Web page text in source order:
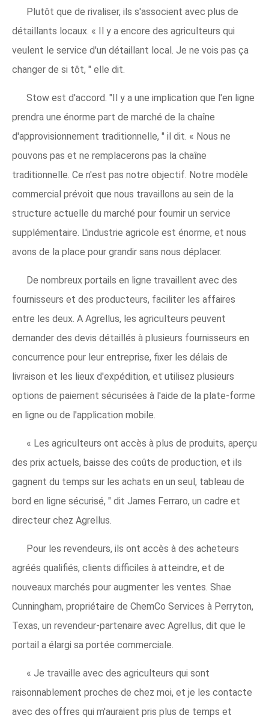
Plutôt que de rivaliser, ils s'associent avec plus de
détaillants locaux. « Il y a encore des agriculteurs qui
veulent le service d'un détaillant local. Je ne vois pas ça
changer de si tôt, " elle dit.
Stow est d'accord. "Il y a une implication que l'en ligne
prendra une énorme part de marché de la chaîne
d'approvisionnement traditionnelle, " il dit. « Nous ne
pouvons pas et ne remplacerons pas la chaîne
traditionnelle. Ce n'est pas notre objectif. Notre modèle
commercial prévoit que nous travaillons au sein de la
structure actuelle du marché pour fournir un service
supplémentaire. L'industrie agricole est énorme, et nous
avons de la place pour grandir sans nous déplacer.
De nombreux portails en ligne travaillent avec des
fournisseurs et des producteurs, faciliter les affaires
entre les deux. A Agrellus, les agriculteurs peuvent
demander des devis détaillés à plusieurs fournisseurs en
concurrence pour leur entreprise, fixer les délais de
livraison et les lieux d'expédition, et utilisez plusieurs
options de paiement sécurisées à l'aide de la plate-forme
en ligne ou de l'application mobile.
« Les agriculteurs ont accès à plus de produits, aperçu
des prix actuels, baisse des coûts de production, et ils
gagnent du temps sur les achats en un seul, tableau de
bord en ligne sécurisé, " dit James Ferraro, un cadre et
directeur chez Agrellus.
Pour les revendeurs, ils ont accès à des acheteurs
agréés qualifiés, clients difficiles à atteindre, et de
nouveaux marchés pour augmenter les ventes. Shae
Cunningham, propriétaire de ChemCo Services à Perryton,
Texas, un revendeur-partenaire avec Agrellus, dit que le
portail a élargi sa portée commerciale.
« Je travaille avec des agriculteurs qui sont
raisonnablement proches de chez moi, et je les contacte
avec des offres qui m'auraient pris plus de temps et